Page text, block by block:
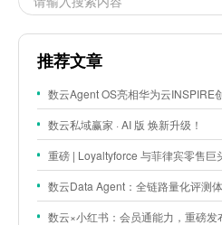
推荐文章
数云Agent OS亮相华为云INSPIRE创想者大会
数云私域赢家 · AI 版 焕新升级！
重磅 | Loyaltyforce 与菲律宾零售巨头 SM 集团达成战略合
数云Data Agent：全链路量化评测
数云×小红书：会员通能力，重磅发